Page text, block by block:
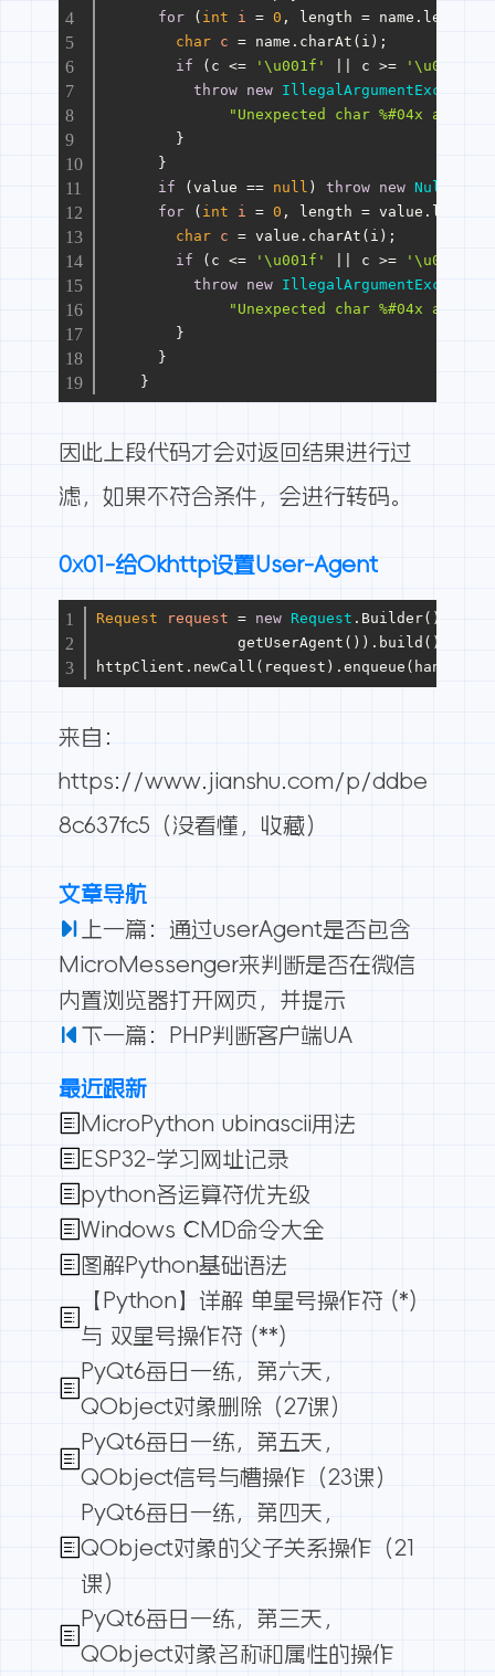
for ( int i = 0 , length =
char c = name.charAt(i);
if (c <= '\u001f' || c >= '\u007f'
throw new IllegalArgumentException
"Unexpected char %#04x at %d
        }
      }
if (value == null ) throw new
for ( int i = 0 , length =
char c = value.charAt(i);
if (c <= '\u001f' || c >= '\u007f'
throw new IllegalArgumentException
"Unexpected char %#04x at %d
        }
      }
    }
因此上段代码才会对返回结果进行过
滤，如果不符合条件，会进行转码。
0x01-给Okhttp设置User-Agent
Request request = new Request
                getUserAgent()).build();
httpClient.newCall(request).enqueue(handler);
来自：
https://www.jianshu.com/p/ddbe
8c637fc5 （没看懂，收藏）
文章导航
上一篇：通过userAgent是否包含
MicroMessenger来判断是否在微信
内置浏览器打开网页，并提示
下一篇：PHP判断客户端UA
最近跟新
MicroPython ubinascii用法
ESP32-学习网址记录
python各运算符优先级
Windows CMD命令大全
图解Python基础语法
【Python】详解 单星号操作符 (*)
与 双星号操作符 (**)
PyQt6每日一练，第六天，
QObject对象删除（27课）
PyQt6每日一练，第五天，
QObject信号与槽操作（23课）
PyQt6每日一练，第四天，
QObject对象的父子关系操作（21
课）
PyQt6每日一练，第三天，
QObject对象名称和属性的操作